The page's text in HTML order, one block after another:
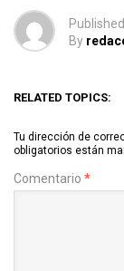
Published
By
RELATED TOPICS:
Tu dirección de
obligatorios están
Comentario *